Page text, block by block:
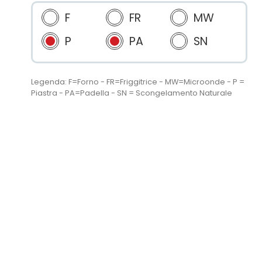
F FR
MW
P
PA SN
Legenda: F=Forno - FR=Friggitrice - MW=Microonde - P =
Piastra - PA=Padella - SN = Scongelamento Naturale